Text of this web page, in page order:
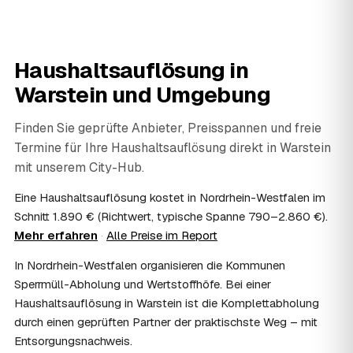
ohne Aufsehen, unauffällige Fahrzeuge sind möglich und
persönliche Gegenstände werden respektvoll behandelt.
Gerade nach einem Trauerfall in Warstein bleibt alles
07 Ist die Haushaltsauflösung im Nachlass
steuerlich absetzbar?
Häufig ja: Im Nachlass können die Kosten einer
Erbschaftsteuer mindern, bei vermieteten Objekten teils
als Werbungskosten. Sie erhalten eine ordentliche
Rechnung als Beleg. Verbindlich klärt das Ihr
08 Muss ich als Erbe in Warstein vor Ort anwesend
sein?
Nein, Sie müssen nicht durchgängig anwesend sein. Viele
Erben übergeben in Warstein nur die Schlüssel und lassen
sich per Fotos auf dem Laufenden halten. Eine kurze
Haushaltsauflösung in
Warstein und Umgebung
Finden Sie geprüfte Anbieter, Preisspannen und freie
Termine für Ihre Haushaltsauflösung direkt in Warstein
mit unserem City-Hub.
Eine Haushaltsauflösung kostet in Nordrhein-Westfalen im
Schnitt 1.890 € (Richtwert, typische Spanne 790–2.860 €).
Mehr erfahren · Alle Preise im Report
In Nordrhein-Westfalen organisieren die Kommunen
Sperrmüll-Abholung und Wertstoffhöfe. Bei einer
Haushaltsauflösung in Warstein ist die Komplettabholung
durch einen geprüften Partner der praktischste Weg – mit
Entsorgungsnachweis.